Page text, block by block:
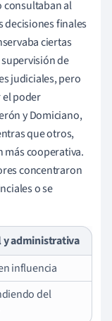
consultaban al
decisiones finales
ciertas
de
judiciales, pero
el poder
y Domiciano,
que otros,
cooperativa.
concentraron
o se
y administrativa
influencia
del